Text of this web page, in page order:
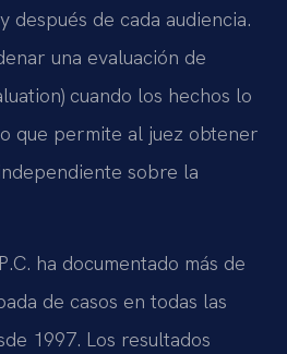
después de cada audiencia.
una evaluación de
cuando los hechos lo
que permite al juez obtener
sobre la
ha documentado más de
de casos en todas las
1997. Los resultados